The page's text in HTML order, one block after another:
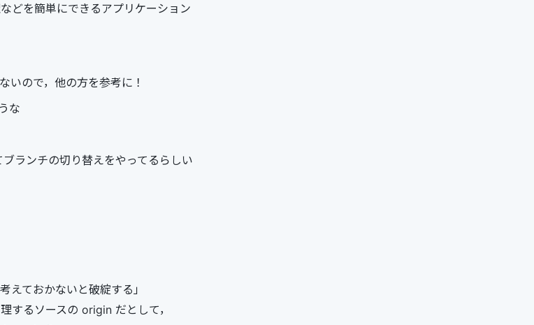
どを簡単にできるアプリケーション
いので，他の方を参考に！
な
ランチの切り替えをやってるらしい
えておかないと破綻する」
するソースの origin だとして，